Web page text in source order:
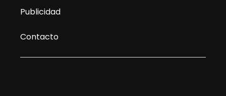
Publicidad
Contacto